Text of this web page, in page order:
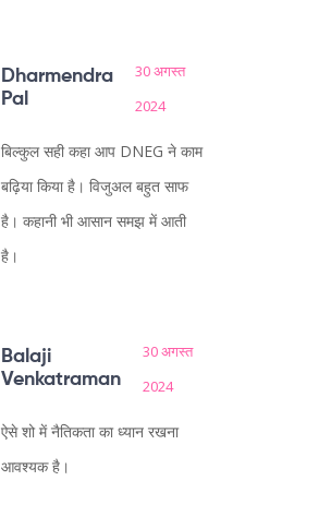
Dharmendra
Pal
30 अगस्त
2024
बिल्कुल सही कहा आप DNEG ने काम
बढ़िया किया है। विजुअल बहुत साफ
है। कहानी भी आसान समझ में आती
है।
Balaji
Venkatraman
30 अगस्त
2024
ऐसे शो में नैतिकता का ध्यान रखना
आवश्यक है।